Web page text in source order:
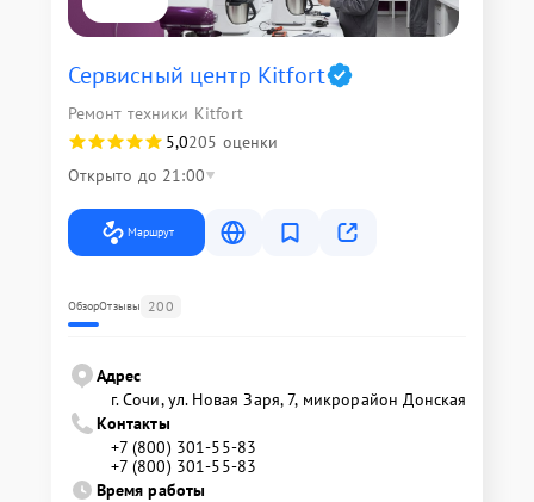
Сервисный центр Kitfort
Ремонт техники Kitfort
5,0205 оценки
Открыто до 21:00
Маршрут
ОбзорОтзывы 200
Адрес
г. Сочи, ул. Новая Заря, 7, микрорайон Донская
Контакты
+7 (800) 301-55-83
+7 (800) 301-55-83
Время работы